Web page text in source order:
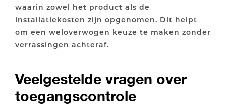
waarin zowel het product als de
installatiekosten zijn opgenomen. Dit helpt
om een weloverwogen keuze te maken zonder
verrassingen achteraf.
Veelgestelde vragen over
toegangscontrole